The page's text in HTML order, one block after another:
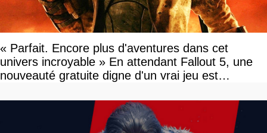
« Parfait. Encore plus d'aventures dans cet
univers incroyable » En attendant Fallout 5, une
nouveauté gratuite digne d'un vrai jeu est